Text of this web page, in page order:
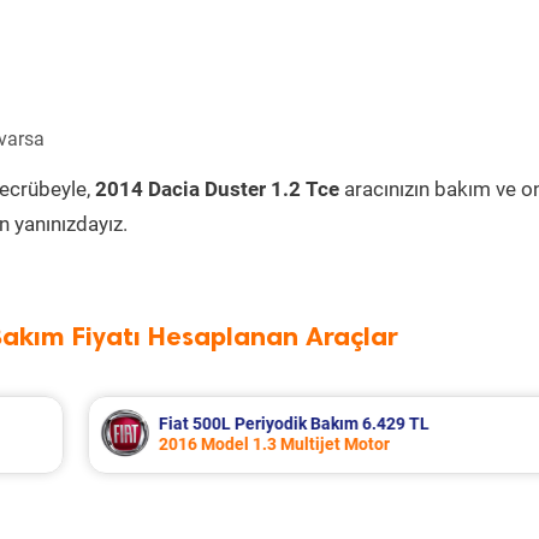
2014 Dacia Duster 1.2 Tce aracınızın bakım ve
Fiyatı Hesaplanan Araçlar
Nissan Note Periyodik Bakım 7.857 TL
2009 Model 1.5 Dci Motor